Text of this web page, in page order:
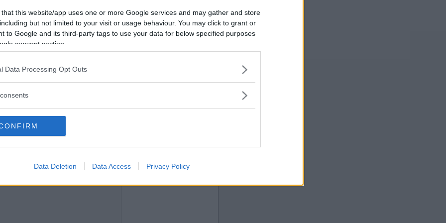
that this website/app uses one or more Google services and may gather and store
but not limited to your visit or usage behaviour. You may click to grant or
to Google and its third-party tags to use your data for below specified purposes
consent section.
Data Processing Opt Outs
Data Deletion Data Access Privacy Policy
2020-05-24 10:10
2020-05-24 12:42
Vill du bli
medlem?